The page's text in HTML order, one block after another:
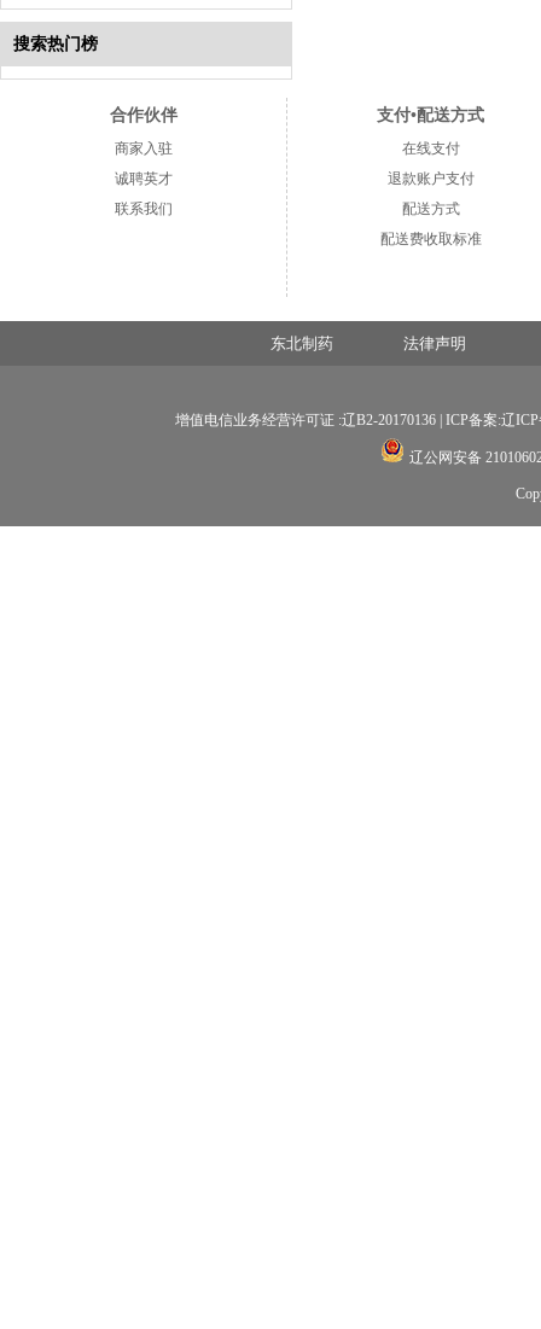
搜索热门榜
合作伙伴
商家入驻
诚聘英才
联系我们
支付•配送方式
在线支付
退款账户支付
配送方式
配送费收取标准
东北制药 法律声明
增值电信业务经营许可证 :辽B2-20170136 | ICP备案:辽
辽公网安备